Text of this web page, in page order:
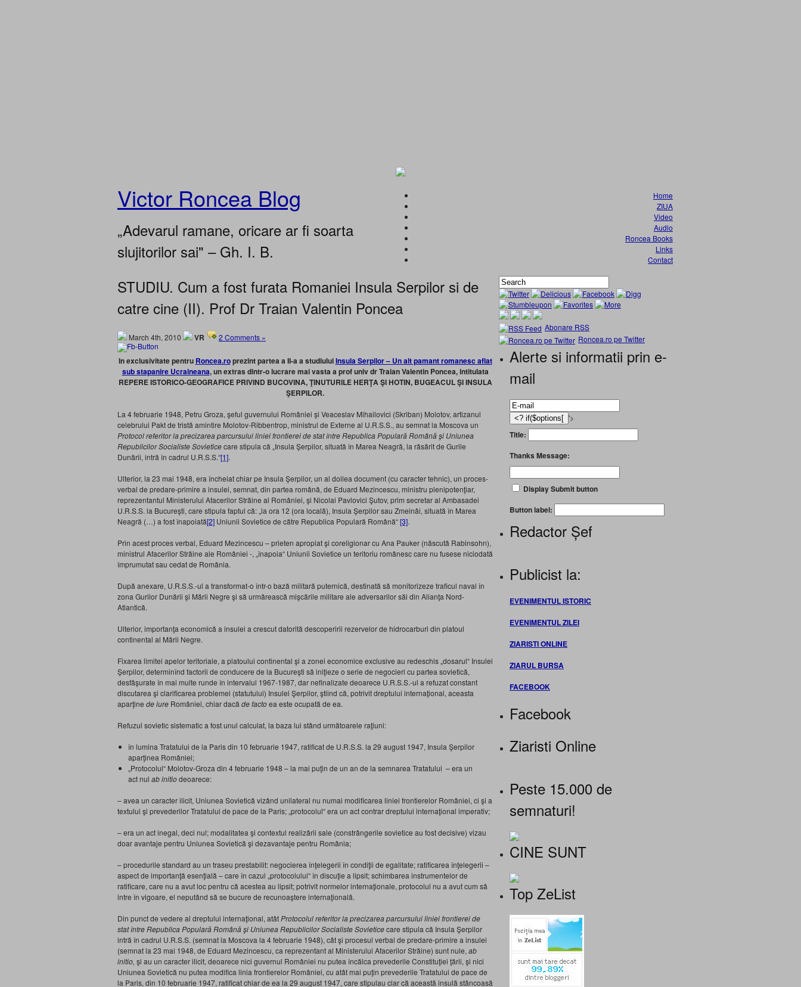
Victor Roncea Blog
„Adevarul ramane, oricare ar fi soarta
slujitorilor sai" – Gh. I. B.
Home
ZIUA
Video
Audio
Roncea Books
Links
Contact
STUDIU. Cum a fost furata Romaniei Insula Serpilor si de
catre cine (II). Prof Dr Traian Valentin Poncea
March 4th, 2010 VR 2 Comments »
In exclusivitate pentru Roncea.roprezint partea a II-a a studiuluiInsula Serpilor – Un alt pamant romanesc aflat
sub stapanire Ucraineana, un extras dintr-o lucrare mai vasta a prof univ dr Traian Valentin Poncea, intitulata
REPERE ISTORICO-GEOGRAFICE PRIVIND BUCOVINA, ŢINUTURILE HERŢA ŞI HOTIN, BUGEACUL ŞI INSULA
ŞERPILOR.
La 4 februarie 1948, Petru Groza, şeful guvernului României şi Veaceslav Mihailovici (Skriban) Molotov, artizanul
celebrului Pakt de tristă amintire Molotov-Ribbentrop, ministrul de Externe al U.R.S.S., au semnat la Moscova un
Protocol referitor la precizarea parcursului liniei frontierei de stat între Republica Populară Română şi Uniunea
Republicilor Socialiste Sovieticecare stipula că „Insula Şerpilor, situată în Marea Neagră, la răsărit de Gurile
Dunării, intră în cadrul U.R.S.S.“[1].
Ulterior, la 23 mai 1948, era încheiat chiar pe Insula Şerpilor, un al doilea document (cu caracter tehnic), un proces-
verbal de predare-primire a insulei, semnat, din partea română, de Eduard Mezincescu, ministru plenipotenţiar,
reprezentantul Ministerului Afacerilor Străine al României, şi Nicolai Pavlovici Şutov, prim secretar al Ambasadei
U.R.S.S. la Bucureşti, care stipula faptul că: „la ora 12 (ora locală), Insula Şerpilor sau Zmeinâi, situată în Marea
Neagră (…) a fost înapoiată[2] Uniunii Sovietice de către Republica Populară Română“[3].
Prin acest proces verbal, Eduard Mezincescu – prieten apropiat şi coreligionar cu Ana Pauker (născută Rabinsohn),
ministrul Afacerilor Străine ale României -, „înapoia“ Uniunii Sovietice un teritoriu românesc care nu fusese niciodată
împrumutat sau cedat de România.
După anexare, U.R.S.S.-ul a transformat-o într-o bază militară puternică, destinată să monitorizeze traficul naval în
zona Gurilor Dunării şi Mării Negre şi să urmărească mişcările militare ale adversarilor săi din Alianţa Nord-
Atlantică.
Ulterior, importanţa economică a insulei a crescut datorită descoperirii rezervelor de hidrocarburi din platoul
continental al Mării Negre.
Fixarea limitei apelor teritoriale, a platoului continental şi a zonei economice exclusive au redeschis „dosarul“ Insulei
Şerpilor, determinînd factorii de conducere de la Bucureşti să iniţieze o serie de negocieri cu partea sovietică,
desfăşurate în mai multe runde în intervalul 1967-1987, dar nefinalizate deoarece U.R.S.S.-ul a refuzat constant
discutarea şi clarificarea problemei (statutului) Insulei Şerpilor, ştiind că, potrivit dreptului internaţional, aceasta
aparţine de iure României, chiar dacă de factoea este ocupată de ea.
Refuzul sovietic sistematic a fost unul calculat, la baza lui stând următoarele raţiuni:
în lumina Tratatului de la Paris din 10 februarie 1947, ratificat de U.R.S.S. la 29 august 1947, Insula Şerpilor
aparţinea României;
„Protocolul“ Molotov-Groza din 4 februarie 1948 – la mai puţin de un an de la semnarea Tratatului – era un
act nul ab initiodeoarece:
– avea un caracter ilicit, Uniunea Sovietică vizând unilateral nu numai modificarea liniei frontierelor României, ci şi a
textului şi prevederilor Tratatului de pace de la Paris; „protocolul“ era un act contrar dreptului internaţional imperativ;
– era un act inegal, deci nul; modalitatea şi contextul realizării sale (constrângerile sovietice au fost decisive) vizau
doar avantaje pentru Uniunea Sovietică şi dezavantaje pentru România;
– procedurile standard au un traseu prestabilit: negocierea înţelegerii în condiţii de egalitate; ratificarea înţelegerii –
aspect de importanţă esenţială – care în cazul „protocolului“ în discuţie a lipsit; schimbarea instrumentelor de
ratificare, care nu a avut loc pentru că acestea au lipsit; potrivit normelor internaţionale, protocolul nu a avut cum să
intre în vigoare, el neputând să se bucure de recunoaştere internaţională.
Din punct de vedere al dreptului internaţional, atâtProtocolul referitor la precizarea parcursului liniei frontierei de
stat între Republica Populară Română şi Uniunea Republicilor Socialiste Sovieticecare stipula că Insula Şerpilor
intră în cadrul U.R.S.S. (semnat la Moscova la 4 februarie 1948), cât şi procesul verbal de predare-primire a insulei
(semnat la 23 mai 1948, de Eduard Mezincescu, ca reprezentant al Ministerului Afacerilor Străine) sunt nule, ab
initio, şi au un caracter ilicit, deoarece nici guvernul României nu putea încălca prevederile Constituţiei ţării, şi nici
Uniunea Sovietică nu putea modifica linia frontierelor României, cu atât mai puţin prevederile Tratatului de pace de
la Paris, din 10 februarie 1947, ratificat chiar de ea la 29 august 1947, care stipulau clar că această insulă stâncoasă
Abonare RSS
Roncea.ro pe Twitter
Alerte si informatii prin e-
mail
'>
Title:
Thanks Message:
Display Submit button
Button label:
Redactor Șef
Publicist la:
EVENIMENTUL ISTORIC
EVENIMENTUL ZILEI
ZIARISTI ONLINE
ZIARUL BURSA
FACEBOOK
Facebook
Ziaristi Online
Peste 15.000 de
semnaturi!
CINE SUNT
Top ZeList